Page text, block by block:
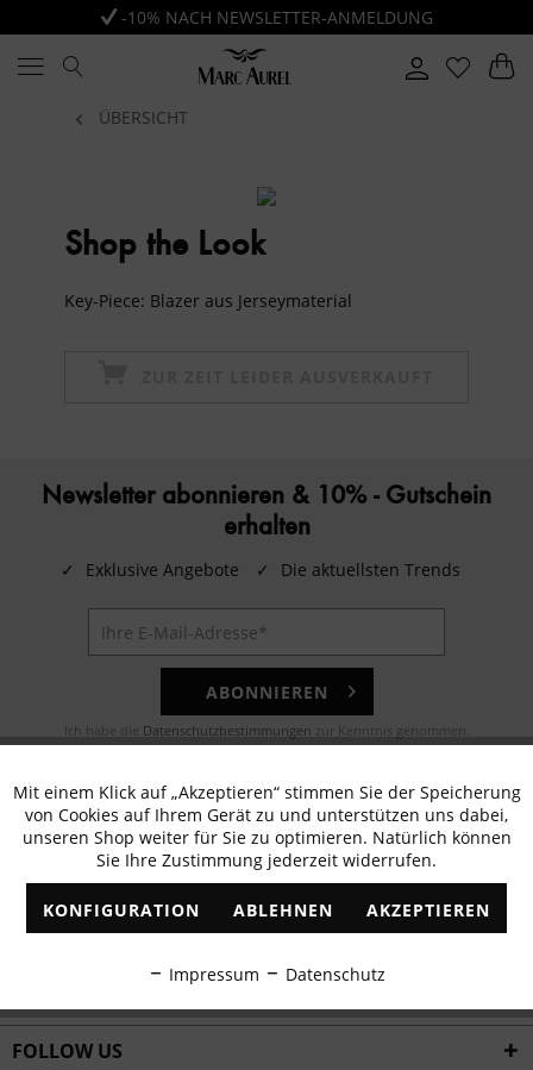
-10% NACH NEWSLETTER-ANMELDUNG
ÜBERSICHT
Shop the Look
Key-Piece: Blazer aus Jerseymaterial
Newsletter abonnieren & 10% - Gutschein
erhalten
✓ Exklusive Angebote ✓ Die aktuellsten Trends
ABONNIEREN
Ich habe die Datenschutzbestimmungen zur Kenntnis genommen.
E-MAIL
Noch Fragen? Unser Kundenservice hilft Ihnen gerne!
Schreiben Sie eine Nachricht an:
FOLLOW US
Funktionale Aktiv
Marketing Inaktiv
Tracking Inaktiv
Personalisierung Inaktiv
Mit einem Klick auf „Akzeptieren“ stimmen Sie der Speicherung
von Cookies auf Ihrem Gerät zu und unterstützen uns dabei,
unseren Shop weiter für Sie zu optimieren. Natürlich können
Sie Ihre Zustimmung jederzeit widerrufen.
KONFIGURATION ABLEHNEN AKZEPTIEREN
Impressum Datenschutz